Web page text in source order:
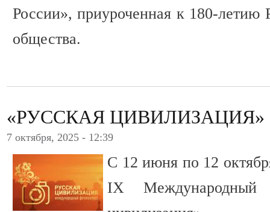
России», приуроченная к 180-летию
общества.
«РУССКАЯ ЦИВИЛИЗАЦИЯ»
7 октября, 2025 - 12:39
С 12 июня по 12
IX Международный